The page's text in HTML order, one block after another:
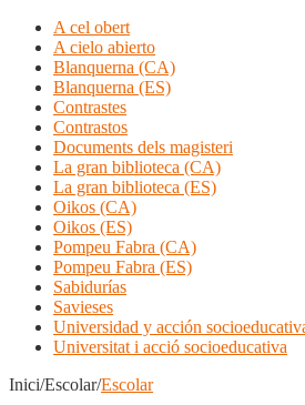
A cel obert
A cielo abierto
Blanquerna (CA)
Blanquerna (ES)
Contrastes
Contrastos
Documents dels magisteri
La gran biblioteca (CA)
La gran biblioteca (ES)
Oikos (CA)
Oikos (ES)
Pompeu Fabra (CA)
Pompeu Fabra (ES)
Sabidurías
Savieses
Universidad y acción
Universitat i acció socioeducativa
Inici/Escolar/Escolar